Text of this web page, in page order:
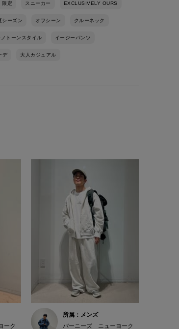
限定 スニーカー EXCLUSIVELY OURS
シーズン オフシーン クルーネック
ノトーンスタイル イージーパンツ
デ 大人カジュアル
ーク
所属：メンズ
バーニーズ ニューヨーク